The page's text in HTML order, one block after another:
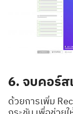
6. จบคอร์ส
ด้วยการเพิ่ม